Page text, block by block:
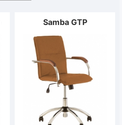
Samba GTP